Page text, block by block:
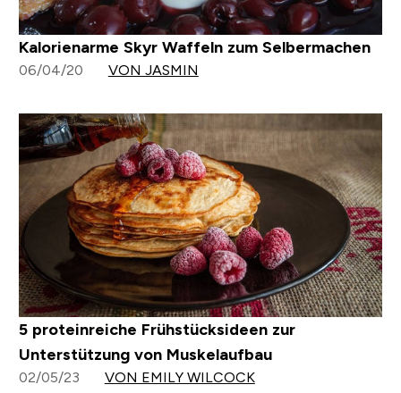
Kalorienarme Skyr Waffeln zum Selbermachen
06/04/20 VON JASMIN
5 proteinreiche Frühstücksideen zur
Unterstützung von Muskelaufbau
02/05/23 VON EMILY WILCOCK